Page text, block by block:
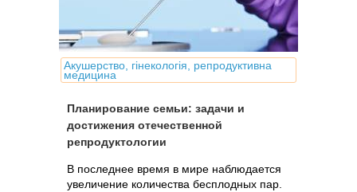
Акушерство, гінекологія, репродуктивна
медицина
Планирование семьи: задачи и
достижения отечественной
репродуктологии
В последнее время в мире наблюдается
увеличение количества бесплодных пар.